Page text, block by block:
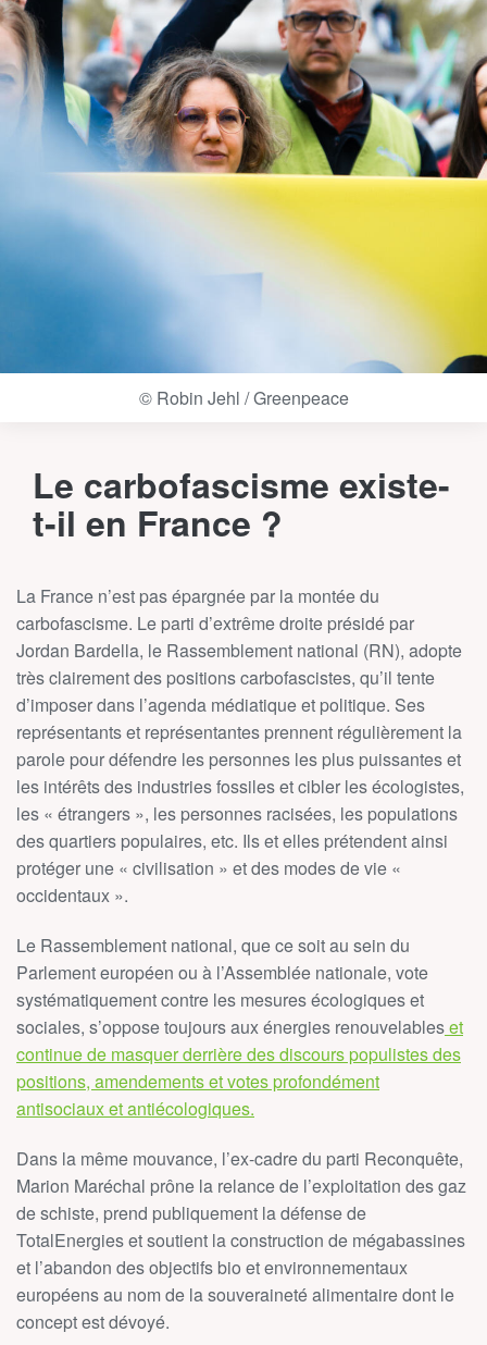
© Robin Jehl / Greenpeace
Le carbofascisme existe-
t-il en France ?
La France n’est pas épargnée par la montée du
carbofascisme. Le parti d’extrême droite présidé par
Jordan Bardella, le Rassemblement national (RN), adopte
très clairement des positions carbofascistes, qu’il tente
d’imposer dans l’agenda médiatique et politique. Ses
représentants et représentantes prennent régulièrement la
parole pour défendre les personnes les plus puissantes et
les intérêts des industries fossiles et cibler les écologistes,
les « étrangers », les personnes racisées, les populations
des quartiers populaires, etc. Ils et elles prétendent ainsi
protéger une « civilisation » et des modes de vie «
occidentaux ».
Le Rassemblement national, que ce soit au sein du
Parlement européen ou à l’Assemblée nationale, vote
systématiquement contre les mesures écologiques et
sociales, s’oppose toujours aux énergies renouvelableset
continue de masquer derrière des discours populistes des
positions, amendements et votes profondément
antisociaux et antiécologiques.
Dans la même mouvance, l’ex-cadre du parti Reconquête,
Marion Maréchal prône la relance de l’exploitation des gaz
de schiste, prend publiquement la défense de
TotalEnergies et soutient la construction de mégabassines
et l’abandon des objectifs bio et environnementaux
européens au nom de la souveraineté alimentaire dont le
concept est dévoyé.